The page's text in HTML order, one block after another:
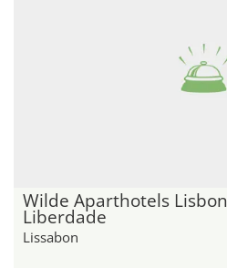
Wilde Aparthotels Lisbon
Liberdade
Lissabon